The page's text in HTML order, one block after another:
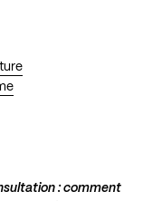
: comment